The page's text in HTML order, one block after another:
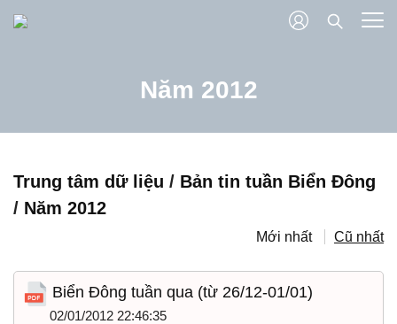
Năm 2012
Trung tâm dữ liệu / Bản tin tuần Biển Đông
/ Năm 2012
Mới nhất Cũ nhất
Biển Đông tuần qua (từ 26/12-01/01)
02/01/2012 22:46:35